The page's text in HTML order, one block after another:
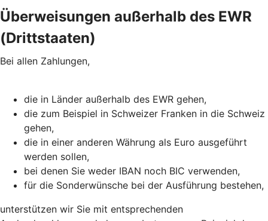
Überweisungen außerhalb des EWR
(Drittstaaten)
Bei allen Zahlungen,
die in Länder außerhalb des EWR gehen,
die zum Beispiel in Schweizer Franken in die Schweiz
gehen,
die in einer anderen Währung als Euro ausgeführt
werden sollen,
bei denen Sie weder IBAN noch BIC verwenden,
für die Sonderwünsche bei der Ausführung bestehen,
unterstützen wir Sie mit entsprechenden